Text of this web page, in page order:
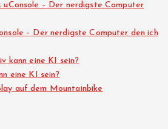
uConsole – Der nerdigste Computer
– Der nerdigste Computer den ich
kann eine KI sein?
eine KI sein?
auf dem Mountainbike